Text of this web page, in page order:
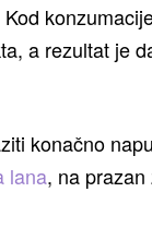
a rezultat je
konačno
lana, na prazan